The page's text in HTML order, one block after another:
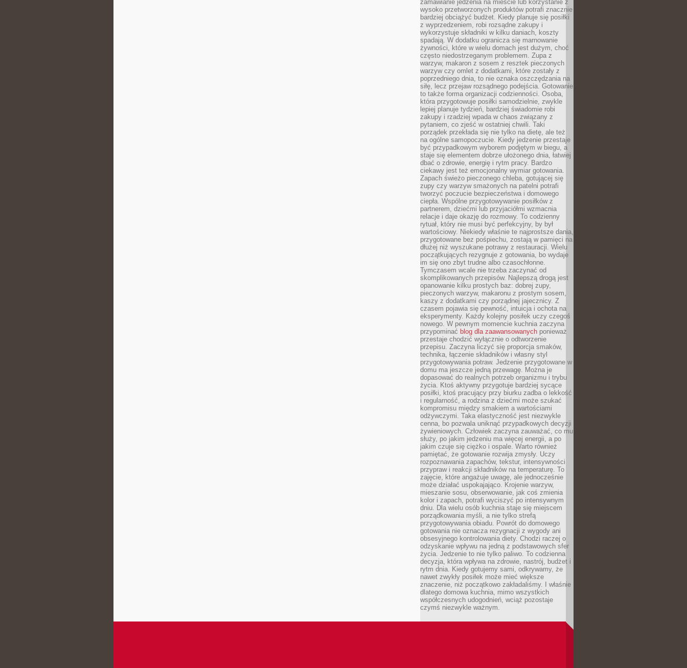
zamawianie jedzenia na mieście lub korzystanie z
wysoko przetworzonych produktów potrafi znacznie
bardziej obciążyć budżet. Kiedy planuje się posiłki
z wyprzedzeniem, robi rozsądne zakupy i
wykorzystuje składniki w kilku daniach, koszty
spadają. W dodatku ogranicza się marnowanie
żywności, które w wielu domach jest dużym, choć
często niedostrzeganym problemem. Zupa z
warzyw, makaron z sosem z resztek pieczonych
warzyw czy omlet z dodatkami, które zostały z
poprzedniego dnia, to nie oznaka oszczędzania na
siłę, lecz przejaw rozsądnego podejścia. Gotowanie
to także forma organizacji codzienności. Osoba,
która przygotowuje posiłki samodzielnie, zwykle
lepiej planuje tydzień, bardziej świadomie robi
zakupy i rzadziej wpada w chaos związany z
pytaniem, co zjeść w ostatniej chwili. Taki
porządek przekłada się nie tylko na dietę, ale też
na ogólne samopoczucie. Kiedy jedzenie przestaje
być przypadkowym wyborem podjętym w biegu, a
staje się elementem dobrze ułożonego dnia, łatwiej
dbać o zdrowie, energię i rytm pracy. Bardzo
ciekawy jest też emocjonalny wymiar gotowania.
Zapach świeżo pieczonego chleba, gotującej się
zupy czy warzyw smażonych na patelni potrafi
tworzyć poczucie bezpieczeństwa i domowego
ciepła. Wspólne przygotowywanie posiłków z
partnerem, dziećmi lub przyjaciółmi wzmacnia
relacje i daje okazję do rozmowy. To codzienny
rytuał, który nie musi być perfekcyjny, by był
wartościowy. Niekiedy właśnie te najprostsze dania,
przygotowane bez pośpiechu, zostają w pamięci na
dłużej niż wyszukane potrawy z restauracji. Wielu
początkujących rezygnuje z gotowania, bo wydaje
im się ono zbyt trudne albo czasochłonne.
Tymczasem wcale nie trzeba zaczynać od
skomplikowanych przepisów. Najlepszą drogą jest
opanowanie kilku prostych baz: dobrej zupy,
pieczonych warzyw, makaronu z prostym sosem,
kaszy z dodatkami czy porządnej jajecznicy. Z
czasem pojawia się pewność, intuicja i ochota na
eksperymenty. Każdy kolejny posiłek uczy czegoś
nowego. W pewnym momencie kuchnia zaczyna
przypominać blog dla zaawansowanych ponieważ
przestaje chodzić wyłącznie o odtworzenie
przepisu. Zaczyna liczyć się proporcja smaków,
technika, łączenie składników i własny styl
przygotowywania potraw. Jedzenie przygotowane w
domu ma jeszcze jedną przewagę. Można je
dopasować do realnych potrzeb organizmu i trybu
życia. Ktoś aktywny przygotuje bardziej sycące
posiłki, ktoś pracujący przy biurku zadba o lekkość
i regularność, a rodzina z dziećmi może szukać
kompromisu między smakiem a wartościami
odżywczymi. Taka elastyczność jest niezwykle
cenna, bo pozwala uniknąć przypadkowych decyzji
żywieniowych. Człowiek zaczyna zauważać, co mu
służy, po jakim jedzeniu ma więcej energii, a po
jakim czuje się ciężko i ospale. Warto również
pamiętać, że gotowanie rozwija zmysły. Uczy
rozpoznawania zapachów, tekstur, intensywności
przypraw i reakcji składników na temperaturę. To
zajęcie, które angażuje uwagę, ale jednocześnie
może działać uspokajająco. Krojenie warzyw,
mieszanie sosu, obserwowanie, jak coś zmienia
kolor i zapach, potrafi wyciszyć po intensywnym
dniu. Dla wielu osób kuchnia staje się miejscem
porządkowania myśli, a nie tylko strefą
przygotowywania obiadu. Powrót do domowego
gotowania nie oznacza rezygnacji z wygody ani
obsesyjnego kontrolowania diety. Chodzi raczej o
odzyskanie wpływu na jedną z podstawowych sfer
życia. Jedzenie to nie tylko paliwo. To codzienna
decyzja, która wpływa na zdrowie, nastrój, budżet i
rytm dnia. Kiedy gotujemy sami, odkrywamy, że
nawet zwykły posiłek może mieć większe
znaczenie, niż początkowo zakładaliśmy. I właśnie
dlatego domowa kuchnia, mimo wszystkich
współczesnych udogodnień, wciąż pozostaje
czymś niezwykle ważnym.